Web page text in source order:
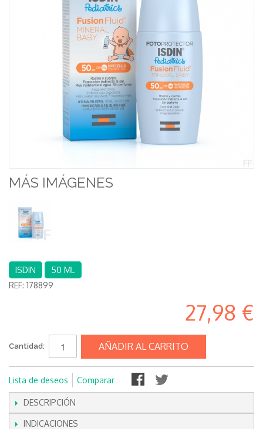
MÁS IMÁGENES
ISDIN
50 ML
REF: 178899
27,98 €
Cantidad: AÑADIR AL CARRITO
Lista de deseos Comparar
DESCRIPCIÓN
INDICACIONES